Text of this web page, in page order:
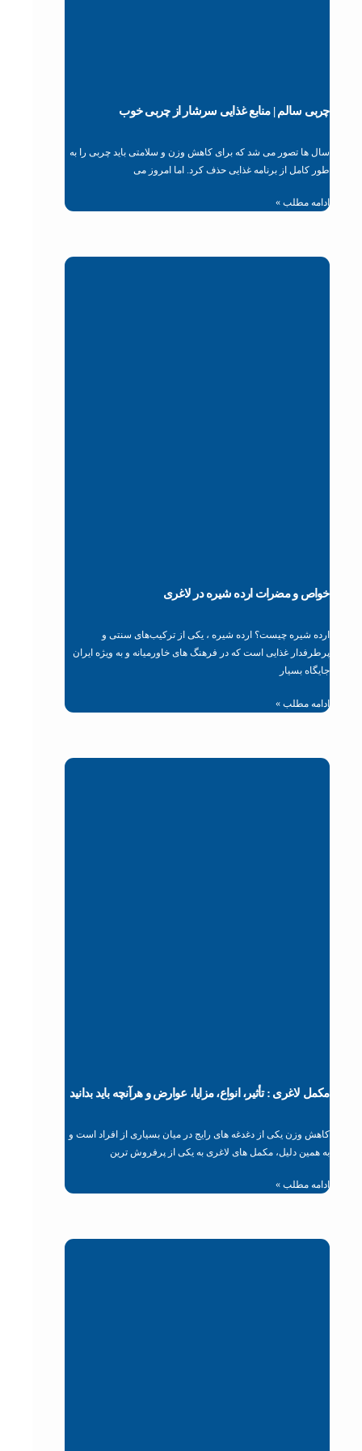
چربی سالم | منابع غذایی سرشار از چربی خوب
سال ها تصور می شد که برای کاهش وزن و سلامتی باید چربی را به
طور کامل از برنامه غذایی حذف کرد. اما امروز می
ادامه مطلب »
خواص و مضرات ارده شیره در لاغری
ارده شیره چیست؟ ارده شیره ، یکی از ترکیب‌های سنتی و
پرطرفدار غذایی است که در فرهنگ‌ های خاورمیانه و به ویژه ایران
جایگاه بسیار
ادامه مطلب »
مکمل لاغری : تأثیر، انواع، مزایا، عوارض و هرآنچه باید بدانید
کاهش وزن یکی از دغدغه‌ های رایج در میان بسیاری از افراد است و
به همین دلیل، مکمل‌ های لاغری به یکی از پرفروش‌ ترین
ادامه مطلب »